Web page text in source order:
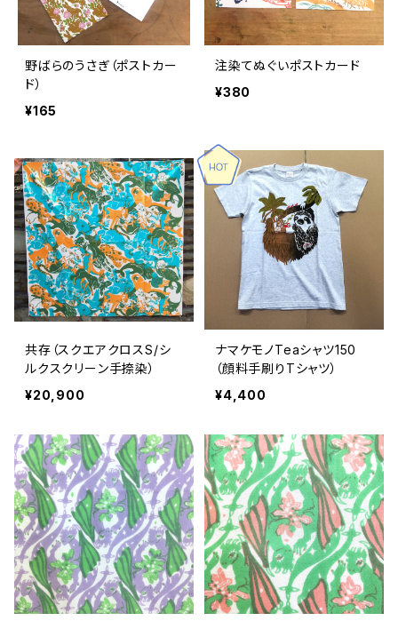
野ばらのうさぎ（ポストカー
ド）
¥165
注染てぬぐいポストカード
¥380
共存（スクエアクロスS/シ
ルクスクリーン手捺染）
¥20,900
ナマケモノTeaシャツ150
（顔料手刷りTシャツ）
¥4,400